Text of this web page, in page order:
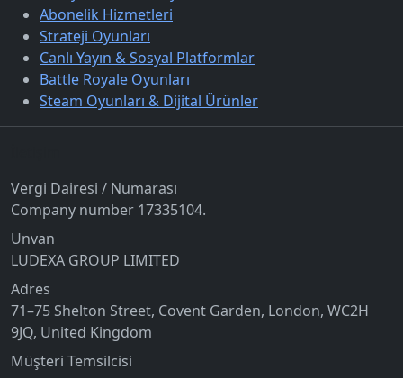
Abonelik Hizmetleri
Strateji Oyunları
Canlı Yayın & Sosyal Platformlar
Battle Royale Oyunları
Steam Oyunları & Dijital Ürünler
Vergi Dairesi / Numarası
Company number 17335104.
Unvan
LUDEXA GROUP LIMITED
Adres
71–75 Shelton Street, Covent Garden, London, WC2H
9JQ, United Kingdom
Müşteri Temsilcisi